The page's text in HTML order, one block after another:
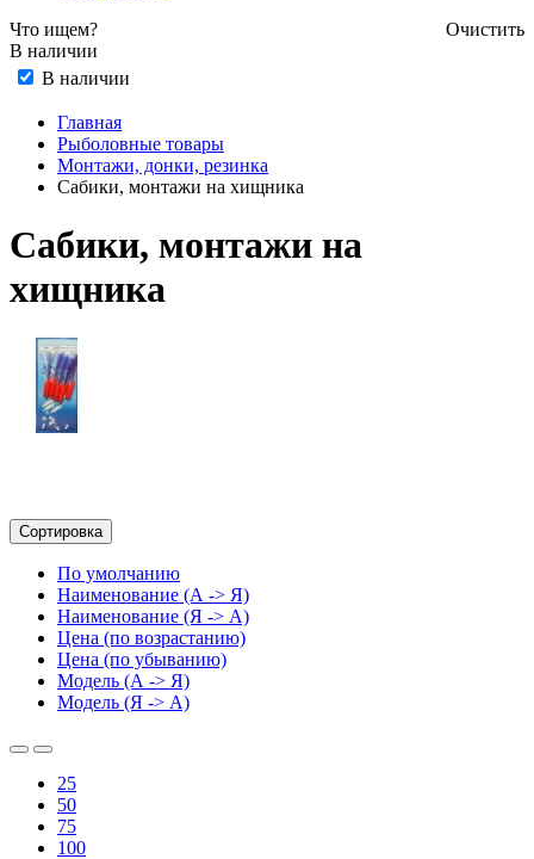
Что ищем?
Очистить
В наличии
В наличии
Главная
Рыболовные товары
Монтажи, донки, резинка
Сабики, монтажи на хищника
Сабики, монтажи на
хищника
Сортировка
По умолчанию
Наименование (А -> Я)
Наименование (Я -> А)
Цена (по возрастанию)
Цена (по убыванию)
Модель (А -> Я)
Модель (Я -> А)
25
50
75
100